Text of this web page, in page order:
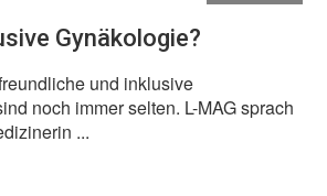
Gynäkologie?
und inklusive
noch immer selten. L-MAG sprach
...